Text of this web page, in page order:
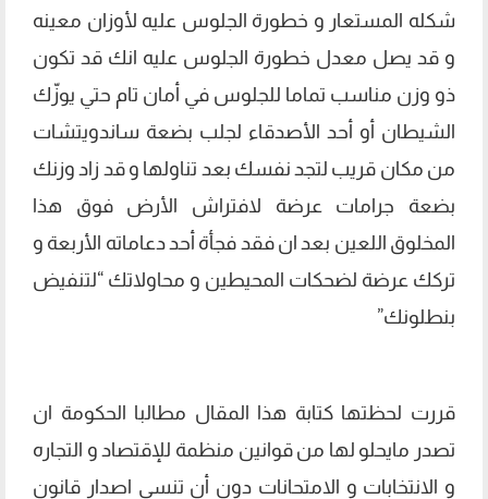
شكله المستعار و خطورة الجلوس عليه لأوزان معينه
و قد يصل معدل خطورة الجلوس عليه انك قد تكون
ذو وزن مناسب تماما للجلوس في أمان تام حتي يوزّك
الشيطان أو أحد الأصدقاء لجلب بضعة ساندويتشات
من مكان قريب لتجد نفسك بعد تناولها و قد زاد وزنك
بضعة جرامات عرضة لافتراش الأرض فوق هذا
المخلوق اللعين بعد ان فقد فجأة أحد دعاماته الأربعة و
تركك عرضة لضحكات المحيطين و محاولاتك “لتنفيض
بنطلونك”
قررت لحظتها كتابة هذا المقال مطالبا الحكومة ان
تصدر مايحلو لها من قوانين منظمة للإقتصاد و التجاره
و الانتخابات و الامتحانات دون أن تنسي اصدار قانون